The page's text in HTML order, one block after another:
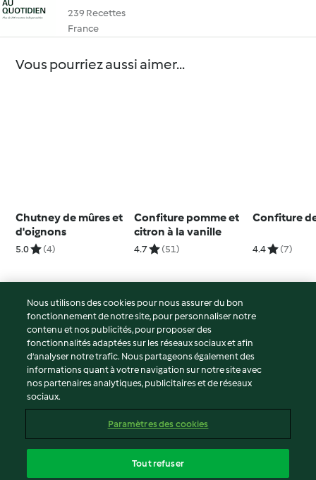
239 Recettes
France
Vous pourriez aussi aimer...
Chutney de mûres et
d'oignons
5.0 (4)
Confiture pomme et
citron à la vanille
4.7 (51)
Confiture
4.4 (7)
© Copyright 2026
Conditions d'utilisation
Politique de confidentialité
Non-responsabilité
Mentions légales
Contenu du rapport
Déclaration d'accessibilité
Nous utilisons des cookies pour nous assurer du bon
fonctionnement de notre site, pour personnaliser notre
contenu et nos publicités, pour proposer des
fonctionnalités adaptées sur les réseaux sociaux et afin
d’analyser notre trafic. Nous partageons également des
informations quant à votre navigation sur notre site avec
nos partenaires analytiques, publicitaires et de réseaux
sociaux.
Paramètres des cookies
Tout refuser